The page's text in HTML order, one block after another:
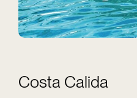
Costa Calida